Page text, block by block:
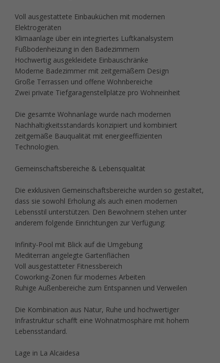
Voll ausgestattete Einbauküchen mit modernen
Elektrogeräten
Klimaanlage über ein integriertes Luftkanalsystem
Fußbodenheizung in den Badezimmern
Hochwertig ausgekleidete Einbauschränke
Moderne Badezimmer mit zeitgemäßem Design
Große Terrassen und offene Wohnbereiche
Zwei private Tiefgaragenstellplätze pro Wohneinheit
Die gesamte Wohnanlage wurde nach modernen
Nachhaltigkeitsstandards konzipiert und kombiniert
zeitgemäße Bauqualität mit energieeffizienten
Technologien.
Gemeinschaftsbereiche & Lebensqualität
Die exklusiven Gemeinschaftsbereiche wurden so gestaltet,
dass sie sowohl Erholung als auch einen modernen
Lebensstil unterstützen. Den Bewohnern stehen unter
anderem folgende Einrichtungen zur Verfügung:
Infinity-Pool mit Blick auf die Umgebung
Mediterran angelegte Gartenflächen
Voll ausgestatteter Fitnessbereich
Coworking-Zonen für modernes Arbeiten
Ruhige Außenbereiche zum Entspannen und Verweilen
Die Kombination aus Natur, Ruhe und hochwertiger
Infrastruktur schafft eine Wohnatmosphäre mit hohem
Lebensstandard.
Lage in La Alcaidesa